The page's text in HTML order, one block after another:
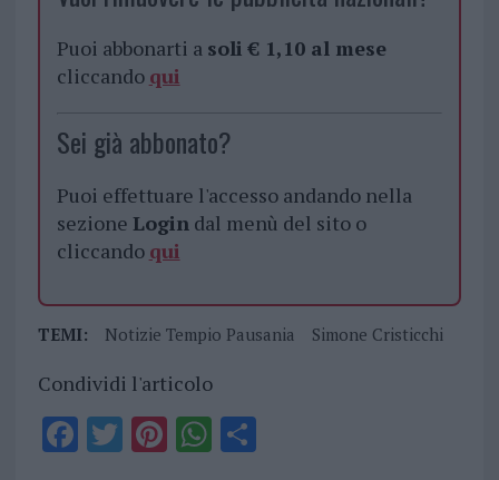
Puoi abbonarti a soli € 1,10 al mese
cliccando qui
Sei già abbonato?
Puoi effettuare l'accesso andando nella
sezione Logindal menù del sito o
cliccando qui
TEMI: Notizie Tempio Pausania Simone Cristicchi
Condividi l'articolo
F T PiWS